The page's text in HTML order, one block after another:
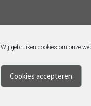
Wij gebruiken cookies om onze
Cookies accepteren